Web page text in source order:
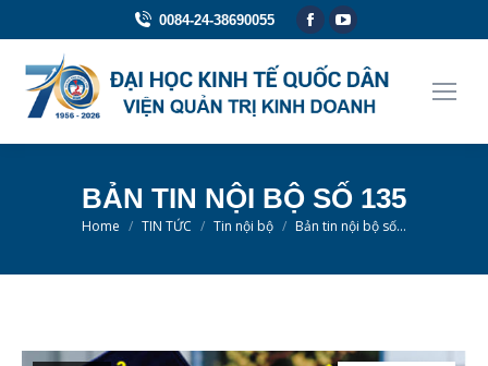
0084-24-38690055
Facebook
opens
in
YouTube
opens
in
BẢN TIN NỘI BỘ SỐ 135
You are here:
Home TIN TỨC Tin nội bộ Bản tin nội bộ số…